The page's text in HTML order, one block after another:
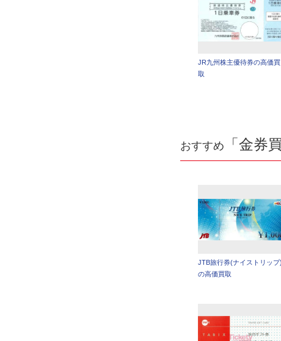
JR九州株主優待券の高価買
取
おすすめ 「金券
JTB旅行券(ナイストリップ)
の高価買取